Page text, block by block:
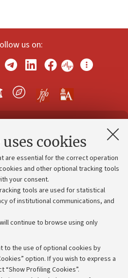
cookies
are essential for the correct operation
and other optional tracking tools
your consent.
tools are used for statistical
of institutional communications, and
continue to browse using only
to the use of optional cookies by
option. If you wish to express a
Profiling Cookies”.
us on:
certified e-mail (PEC)
divisions
Work with us
community
plan
budgets
competitions
administration